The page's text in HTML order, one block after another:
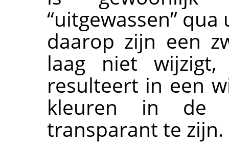
“uitgewassen”qua
daarop zijn een
laag niet
resulteert in een
kleuren in de
transparant te zijn.